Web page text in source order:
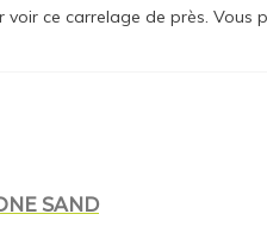
ce carrelage de près. Vous
SAND